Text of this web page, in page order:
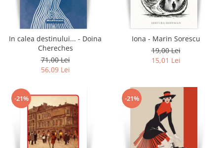
Literatura
Clasica
Contemporana
Universala
Non-fictiune
Calatorii
Memorii
Publicistica / Reportaje / Interviuri
In calea destinului... - Doina
Chereches
71,00 Lei
56,09 Lei
Iona - Marin Sorescu
19,00 Lei
15,01 Lei
-21% -21%